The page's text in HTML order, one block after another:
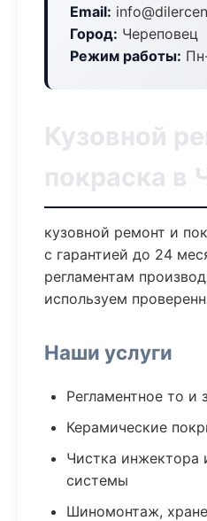
Email:
Город: Череповец
Режим работы:
Кузовной
покраска в
кузовной ремонт и
с гарантией до 24
регламентам
используем
Наши услуги
Регламентное то и
Керамические
Чистка инжектора
системы
Шиномонтаж,